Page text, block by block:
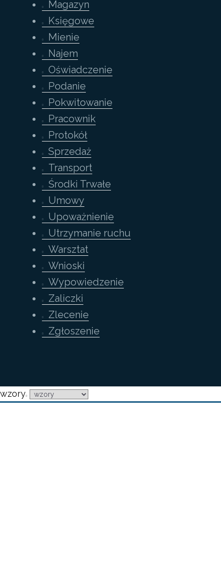
Magazyn
Księgowe
Mienie
Najem
Oświadczenie
Podanie
Pokwitowanie
Pracownik
Protokół
Sprzedaż
Transport
Środki Trwałe
Umowy
Upoważnienie
Utrzymanie ruchu
Warsztat
Wnioski
Wypowiedzenie
Zaliczki
Zlecenie
Zgłoszenie
wzory